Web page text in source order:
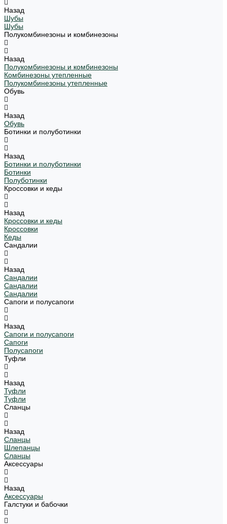
Назад
Шубы
Шубы
Полукомбинезоны и комбинезоны
Назад
Полукомбинезоны и комбинезоны
Комбинезоны утепленные
Полукомбинезоны утепленные
Обувь
Назад
Обувь
Ботинки и полуботинки
Назад
Ботинки и полуботинки
Ботинки
Полуботинки
Кроссовки и кеды
Назад
Кроссовки и кеды
Кроссовки
Кеды
Сандалии
Назад
Сандалии
Сандалии
Сандалии
Сапоги и полусапоги
Назад
Сапоги и полусапоги
Сапоги
Полусапоги
Туфли
Назад
Туфли
Туфли
Сланцы
Назад
Сланцы
Шлепанцы
Сланцы
Аксессуары
Назад
Аксессуары
Галстуки и бабочки